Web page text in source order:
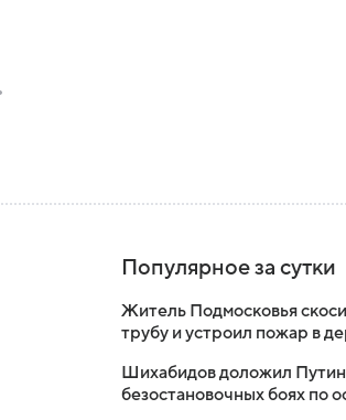
Популярное за сутки
Житель Подмосковья
трубу и устроил пожар в
Шихабидов доложил
безостановочных боях по